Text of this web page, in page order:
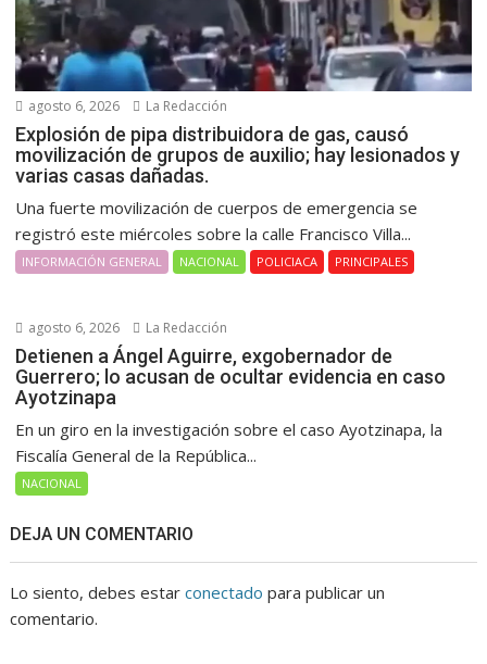
agosto 6, 2026 La Redacción
Explosión de pipa distribuidora de gas, causó
movilización de grupos de auxilio; hay lesionados y
varias casas dañadas.
Una fuerte movilización de cuerpos de emergencia se
registró este miércoles sobre la calle Francisco Villa...
INFORMACIÓN GENERAL NACIONAL POLICIACA PRINCIPALES
agosto 6, 2026 La Redacción
Detienen a Ángel Aguirre, exgobernador de
Guerrero; lo acusan de ocultar evidencia en caso
Ayotzinapa
En un giro en la investigación sobre el caso Ayotzinapa, la
Fiscalía General de la República...
NACIONAL
DEJA UN COMENTARIO
Lo siento, debes estarconectado para publicar un
comentario.